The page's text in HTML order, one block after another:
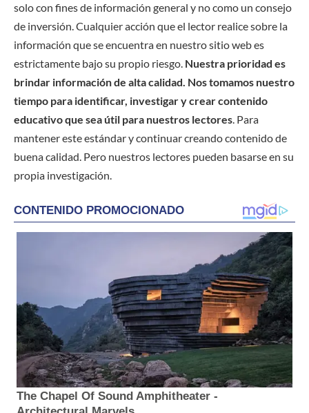
solo con fines de información general y no como un consejo
de inversión. Cualquier acción que el lector realice sobre la
información que se encuentra en nuestro sitio web es
estrictamente bajo su propio riesgo. Nuestra prioridad es
brindar información de alta calidad. Nos tomamos nuestro
tiempo para identificar, investigar y crear contenido
educativo que sea útil para nuestros lectores. Para
mantener este estándar y continuar creando contenido de
buena calidad. Pero nuestros lectores pueden basarse en su
propia investigación.